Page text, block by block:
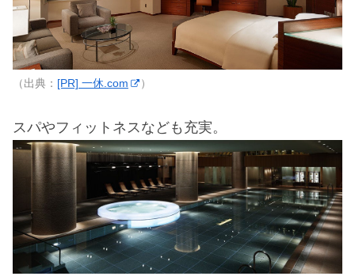
（出典： [PR] 一休.com ）
スパやフィットネスなども充実。